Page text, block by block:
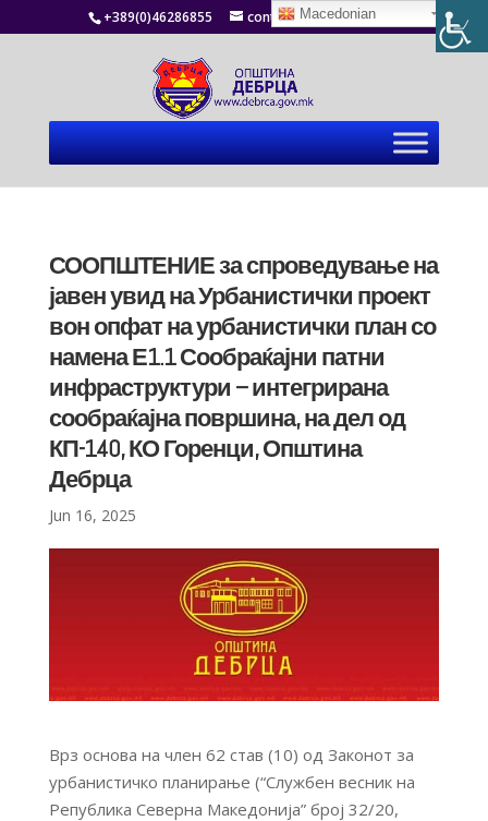
+389(0)46286855 contact@debrca.gov.mk
СООПШТЕНИЕ за спроведување на
јавен увид на Урбанистички проект
вон опфат на урбанистички план со
намена Е1.1 Сообраќајни патни
инфраструктури – интегрирана
сообраќајна површина, на дел од
КП-140, КО Горенци, Општина
Дебрца
Jun 16, 2025
Врз основа на член 62 став (10) од Законот за
урбанистичко планирање (“Службен весник на
Република Северна Македонија” број 32/20,
Macedonian